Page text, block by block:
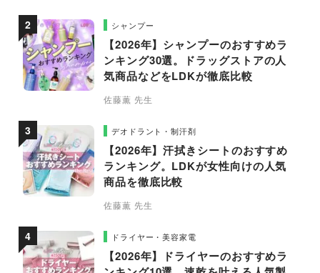
シャンプー
【2026年】シャンプーのおすすめラ
ンキング30選。ドラッグストアの人
気商品などをLDKが徹底比較
佐藤薫 先生
デオドラント・制汗剤
【2026年】汗拭きシートのおすすめ
ランキング。LDKが女性向けの人気
商品を徹底比較
佐藤薫 先生
ドライヤー・美容家電
【2026年】ドライヤーのおすすめラ